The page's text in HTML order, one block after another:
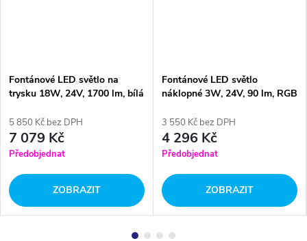
Fontánové LED světlo na
trysku 18W, 24V, 1700 lm, bílá
5 850 Kč bez DPH
7 079 Kč
Předobjednat
ZOBRAZIT
Fontánové LED světlo
náklopné 3W, 24V, 90 lm, RGB
3 550 Kč bez DPH
4 296 Kč
Předobjednat
ZOBRAZIT